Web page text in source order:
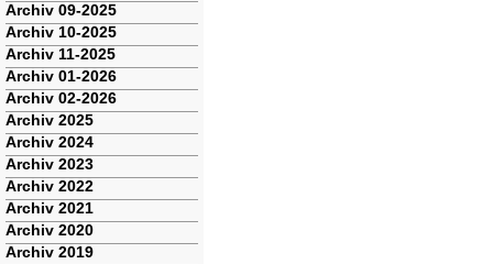
Archiv 09-2025
Archiv 10-2025
Archiv 11-2025
Archiv 01-2026
Archiv 02-2026
Archiv 2025
Archiv 2024
Archiv 2023
Archiv 2022
Archiv 2021
Archiv 2020
Archiv 2019